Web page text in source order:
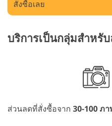
สั่งซื้อเลย
บริการเป็นกลุ่มสำหรั
ส่วนลดที่สั่งซื้อจาก 30-100 ภ